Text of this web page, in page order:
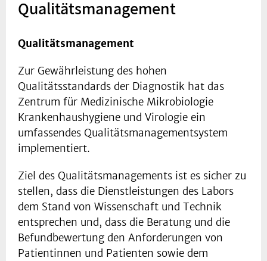
Qualitätsmanagement
Qualitätsmanagement
Zur Gewährleistung des hohen
Qualitätsstandards der Diagnostik hat das
Zentrum für Medizinische Mikrobiologie
Krankenhaushygiene und Virologie ein
umfassendes Qualitätsmanagementsystem
implementiert.
Ziel des Qualitätsmanagements ist es sicher zu
stellen, dass die Dienstleistungen des Labors
dem Stand von Wissenschaft und Technik
entsprechen und, dass die Beratung und die
Befundbewertung den Anforderungen von
Patientinnen und Patienten sowie dem